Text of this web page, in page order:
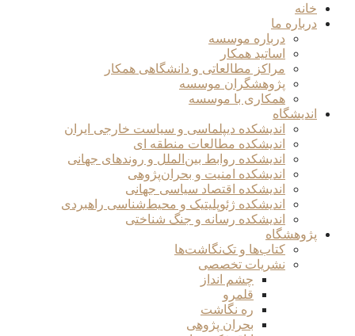
خانه
درباره ما
درباره موسسه
اساتید همکار
مراکز مطالعاتی و دانشگاهی همکار
پژوهشگران موسسه
همکاری با موسسه
اندیشگاه
اندیشکده دیپلماسی و سیاست خارجی ایران
اندیشکده مطالعات منطقه ای
اندیشکده روابط بین‌الملل و روندهای جهانی
اندیشکده امنیت و بحران‌پژوهی
اندیشکده اقتصاد سیاسی جهانی
اندیشکده ژئوپلیتیک و محیط‌شناسی راهبردی
اندیشکده رسانه و جنگ شناختی
پژوهشگاه
کتاب‌ها و تک‌نگاشت‌ها
نشریات تخصصی
چشم انداز
قلمرو
ره نگاشت
بحران پژوهی